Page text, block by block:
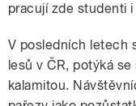
pracují zde studenti i
V posledních letech
lesů v ČR, potýká
kalamitou.